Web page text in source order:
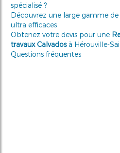
spécialisé ?
Découvrez une large gamme
ultra efficaces
Obtenez votre devis pour une
travaux Calvadosà Hérouville-
Questions fréquentes